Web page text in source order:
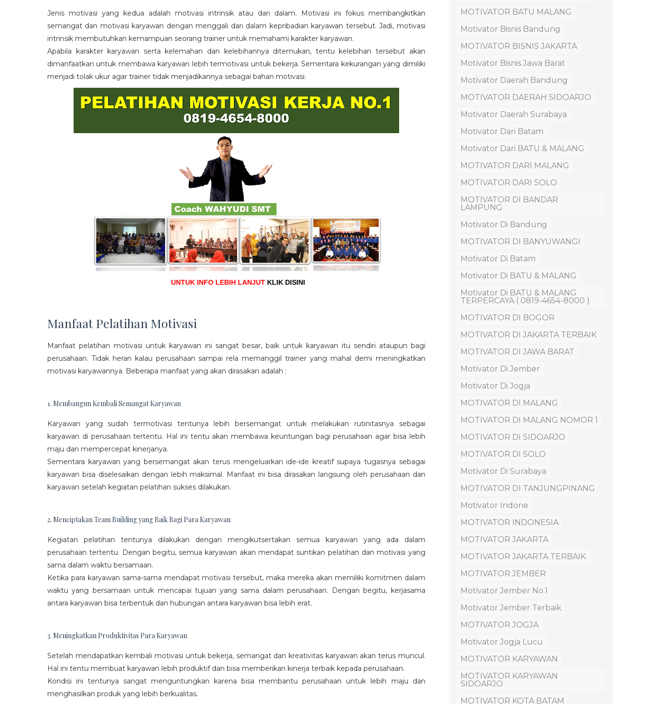
Jenis motivasi yang kedua adalah motivasi intrinsik atau dari dalam. Motivasi ini fokus membangkitkan
semangat dan motivasi karyawan dengan menggali dari dalam kepribadian karyawan tersebut. Jadi, motivasi
intrinsik membutuhkan kemampuan seorang trainer untuk memahami karakter karyawan.
Apabila karakter karyawan serta kelemahan dan kelebihannya ditemukan, tentu kelebihan tersebut akan
dimanfaatkan untuk membawa karyawan lebih termotivasi untuk bekerja. Sementara kekurangan yang dimiliki
menjadi tolak ukur agar trainer tidak menjadikannya sebagai bahan motivasi.
UNTUK INFO LEBIH LANJUT KLIK DISINI
Manfaat Pelatihan Motivasi
Manfaat pelatihan motivasi untuk karyawan ini sangat besar, baik untuk karyawan itu sendiri ataupun bagi
perusahaan. Tidak heran kalau perusahaan sampai rela memanggil trainer yang mahal demi meningkatkan
motivasi karyawannya. Beberapa manfaat yang akan dirasakan adalah :
1. Membangun Kembali Semangat Karyawan
Karyawan yang sudah termotivasi tentunya lebih bersemangat untuk melakukan rutinitasnya sebagai
karyawan di perusahaan tertentu. Hal ini tentu akan membawa keuntungan bagi perusahaan agar bisa lebih
maju dan mempercepat kinerjanya.
Sementara karyawan yang bersemangat akan terus mengeluarkan ide-ide kreatif supaya tugasnya sebagai
karyawan bisa diselesaikan dengan lebih maksimal. Manfaat ini bisa dirasakan langsung oleh perusahaan dan
karyawan setelah kegiatan pelatihan sukses dilakukan.
2. Menciptakan Team Building yang Baik Bagi Para Karyawan
Kegiatan pelatihan tentunya dilakukan dengan mengikutsertakan semua karyawan yang ada dalam
perusahaan tertentu. Dengan begitu, semua karyawan akan mendapat suntikan pelatihan dan motivasi yang
sama dalam waktu bersamaan.
Ketika para karyawan sama-sama mendapat motivasi tersebut, maka mereka akan memiliki komitmen dalam
waktu yang bersamaan untuk mencapai tujuan yang sama dalam perusahaan. Dengan begitu, kerjasama
antara karyawan bisa terbentuk dan hubungan antara karyawan bisa lebih erat.
3. Meningkatkan Produktivitas Para Karyawan
Setelah mendapatkan kembali motivasi untuk bekerja, semangat dan kreativitas karyawan akan terus muncul.
Hal ini tentu membuat karyawan lebih produktif dan bisa memberikan kinerja terbaik kepada perusahaan.
Kondisi ini tentunya sangat menguntungkan karena bisa membantu perusahaan untuk lebih maju dan
menghasilkan produk yang lebih berkualitas.
MOTIVATOR BATU MALANG
Motivator Bisnis Bandung
MOTIVATOR BISNIS JAKARTA
Motivator Bisnis Jawa Barat
Motivator Daerah Bandung
MOTIVATOR DAERAH SIDOARJO
Motivator Daerah Surabaya
Motivator Dari Batam
Motivator Dari BATU & MALANG
MOTIVATOR DARI MALANG
MOTIVATOR DARI SOLO
MOTIVATOR DI BANDAR
LAMPUNG
Motivator Di Bandung
MOTIVATOR DI BANYUWANGI
Motivator Di Batam
Motivator Di BATU & MALANG
Motivator Di BATU & MALANG
TERPERCAYA ( 0819-4654-8000 )
MOTIVATOR DI BOGOR
MOTIVATOR DI JAKARTA TERBAIK
MOTIVATOR DI JAWA BARAT
Motivator Di Jember
Motivator Di Jogja
MOTIVATOR DI MALANG
MOTIVATOR DI MALANG NOMOR 1
MOTIVATOR DI SIDOARJO
MOTIVATOR DI SOLO
Motivator Di Surabaya
MOTIVATOR DI TANJUNGPINANG
Motivator Indone
MOTIVATOR INDONESIA
MOTIVATOR JAKARTA
MOTIVATOR JAKARTA TERBAIK
MOTIVATOR JEMBER
Motivator Jember No.1
Motivator Jember Terbaik
MOTIVATOR JOGJA
Motivator Jogja Lucu
MOTIVATOR KARYAWAN
MOTIVATOR KARYAWAN
SIDOARJO
MOTIVATOR KOTA BATAM